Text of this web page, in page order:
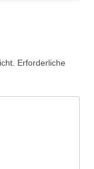
Erforderliche